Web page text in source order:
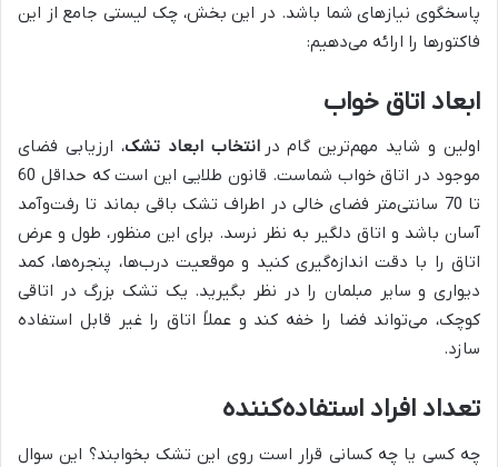
پاسخگوی نیازهای شما باشد. در این بخش، چک لیستی جامع از این
فاکتورها را ارائه می‌دهیم:
ابعاد اتاق خواب
اولین و شاید مهم‌ترین گام در انتخاب ابعاد تشک، ارزیابی فضای
موجود در اتاق خواب شماست. قانون طلایی این است که حداقل 60
تا 70 سانتی‌متر فضای خالی در اطراف تشک باقی بماند تا رفت‌وآمد
آسان باشد و اتاق دلگیر به نظر نرسد. برای این منظور، طول و عرض
اتاق را با دقت اندازه‌گیری کنید و موقعیت درب‌ها، پنجره‌ها، کمد
دیواری و سایر مبلمان را در نظر بگیرید. یک تشک بزرگ در اتاقی
کوچک، می‌تواند فضا را خفه کند و عملاً اتاق را غیر قابل استفاده
سازد.
تعداد افراد استفاده‌کننده
چه کسی یا چه کسانی قرار است روی این تشک بخوابند؟ این سوال